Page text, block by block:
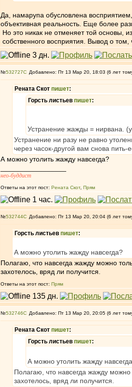
Да, намарупа обусловлена
объективная реальность. Еще более
Но это никак не отменяет той основы,
собственного восприятия. Вывод о
№532727 Добавлено: Пт 13 Мар 20, 18:03 (6 лет
Рената Скот пишет:
Горсть листьев пишет:
Устранение жажды = нирвана.
Устранение ни разу не равно
через часок-другой вам снова пить-
А можно утолить жажду навсегда?
нео-буддист
Ответы на этот пост: Рената Скот, Прям
№532744 Добавлено: Пт 13 Мар 20, 20:04 (6 лет
Горсть листьев пишет:
А можно утолить жажду навсегда?
Полагаю, что навсегда жажду можно
захотелось, вряд ли получится.
Ответы на этот пост: Прям
№532746 Добавлено: Пт 13 Мар 20, 20:05 (6 лет
Рената Скот пишет:
Горсть листьев пишет:
А можно утолить жажду
Полагаю, что навсегда жажду можно
захотелось, вряд ли получится.